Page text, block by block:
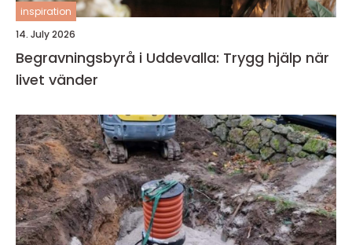
inspiration
14. July 2026
Begravningsbyrå i Uddevalla: Trygg hjälp när
livet vänder